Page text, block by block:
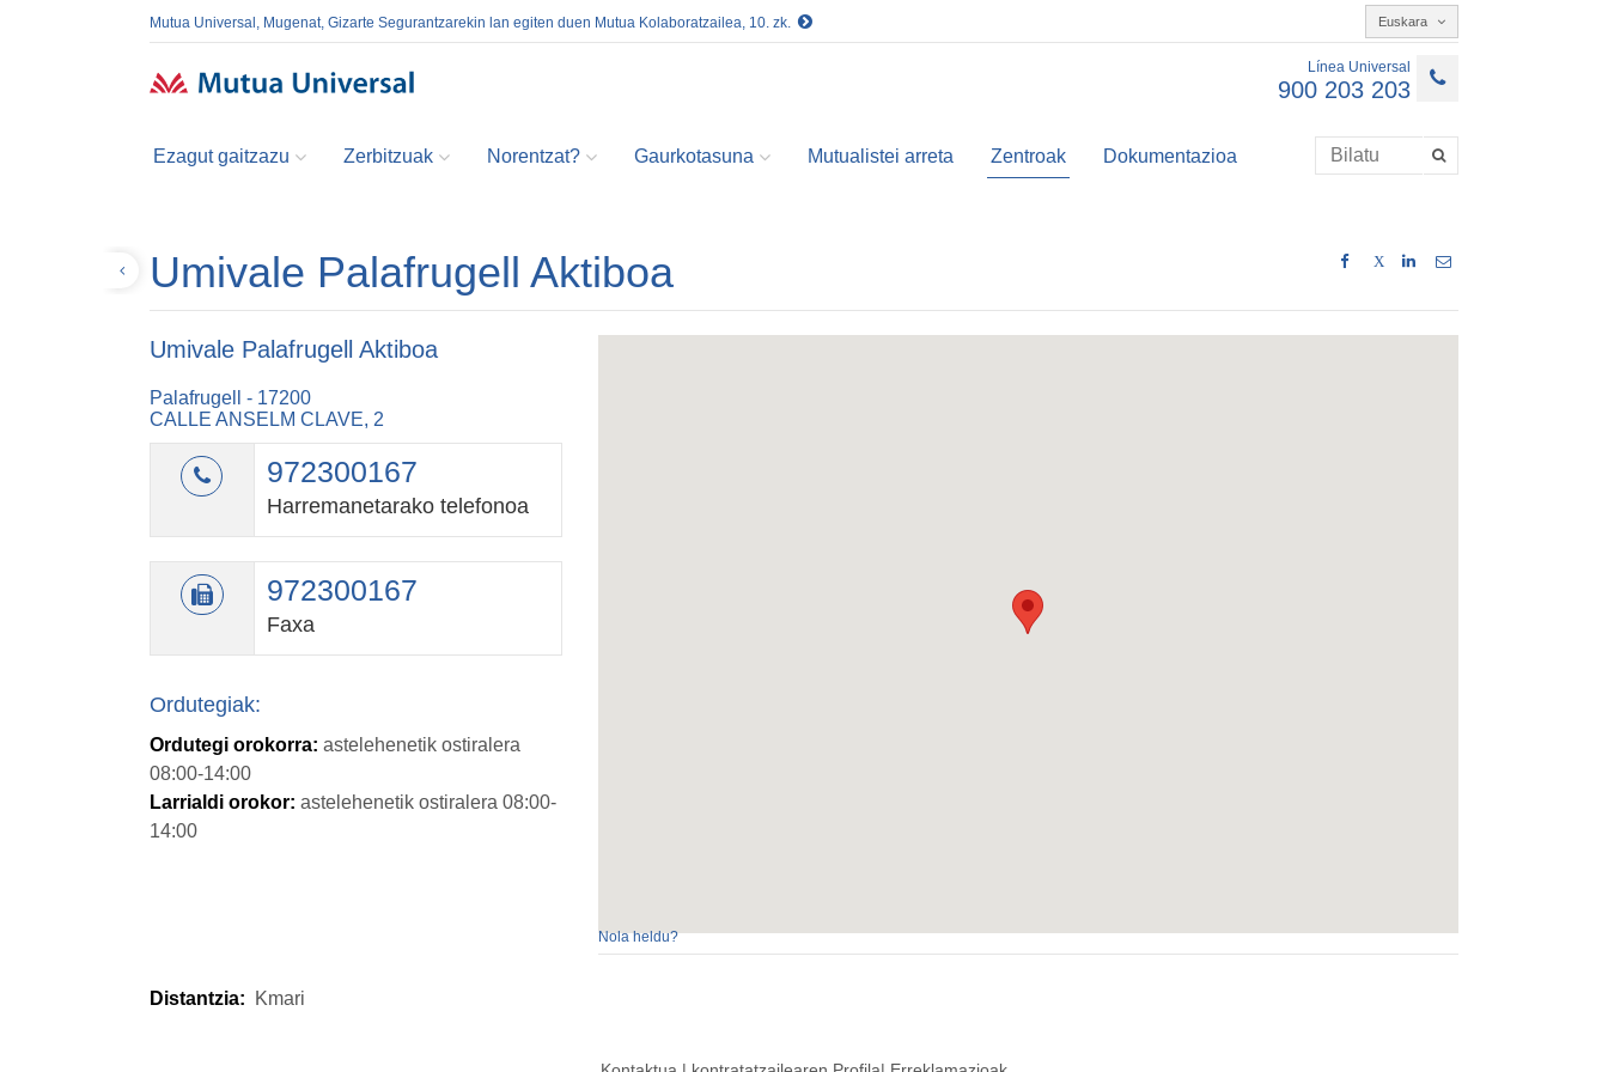
Mutua Universal, Mugenat, Gizarte Segurantzarekin lan egiten duen Mutua Kolaboratzailea, 10. zk. Euskara
Línea Universal
900 203 203
Ezagut gaitzazu Zerbitzuak Norentzat? Gaurkotasuna Mutualistei arreta Zentroak Dokumentazioa
X
Umivale Palafrugell Aktiboa
Umivale Palafrugell Aktiboa
Palafrugell - 17200
CALLE ANSELM CLAVE, 2
972300167
Harremanetarako telefonoa
972300167
Faxa
Ordutegiak:
Ordutegi orokorra: astelehenetik ostiralera
08:00-14:00
Larrialdi orokor: astelehenetik ostiralera 08:00-
14:00
Nola heldu?
Distantzia: Kmari